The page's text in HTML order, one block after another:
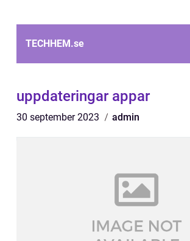
TECHHEM.se
uppdateringar appar
30 september 2023 admin